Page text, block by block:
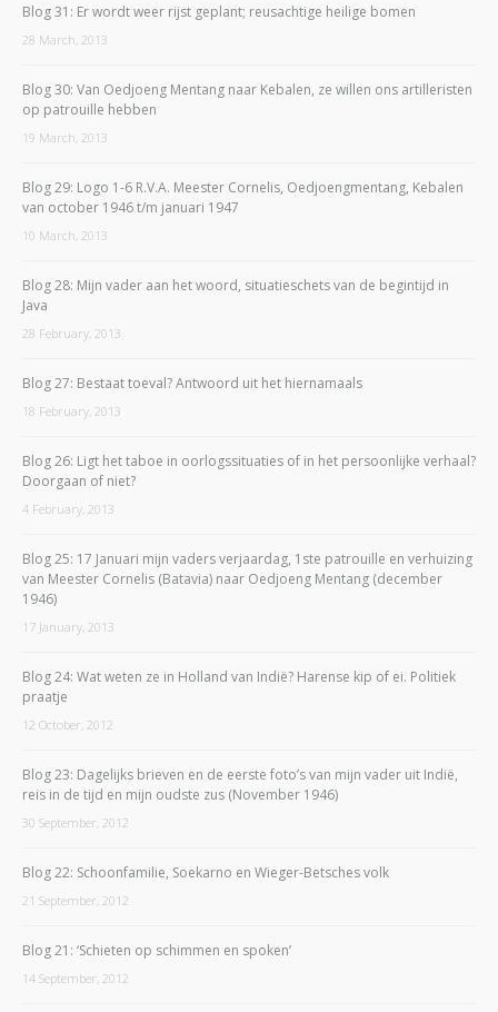
Blog 31: Er wordt weer rijst geplant; reusachtige heilige bomen
28 March, 2013
Blog 30: Van Oedjoeng Mentang naar Kebalen, ze willen ons artilleristen
op patrouille hebben
19 March, 2013
Blog 29: Logo 1-6 R.V.A. Meester Cornelis, Oedjoengmentang, Kebalen
van october 1946 t/m januari 1947
10 March, 2013
Blog 28: Mijn vader aan het woord, situatieschets van de begintijd in
Java
28 February, 2013
Blog 27: Bestaat toeval? Antwoord uit het hiernamaals
18 February, 2013
Blog 26: Ligt het taboe in oorlogssituaties of in het persoonlijke verhaal?
Doorgaan of niet?
4 February, 2013
Blog 25: 17 Januari mijn vaders verjaardag, 1ste patrouille en verhuizing
van Meester Cornelis (Batavia) naar Oedjoeng Mentang (december
1946)
17 January, 2013
Blog 24: Wat weten ze in Holland van Indië? Harense kip of ei. Politiek
praatje
12 October, 2012
Blog 23: Dagelijks brieven en de eerste foto’s van mijn vader uit Indië,
reis in de tijd en mijn oudste zus (November 1946)
30 September, 2012
Blog 22: Schoonfamilie, Soekarno en Wieger-Betsches volk
21 September, 2012
Blog 21: ‘Schieten op schimmen en spoken’
14 September, 2012